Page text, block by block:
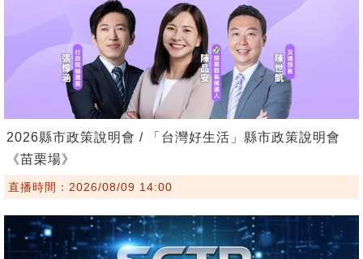
2026縣市政策說明會 / 「台灣好生活」縣市政策說明會
《苗栗場》
直播時間：2026/08/09 14:00